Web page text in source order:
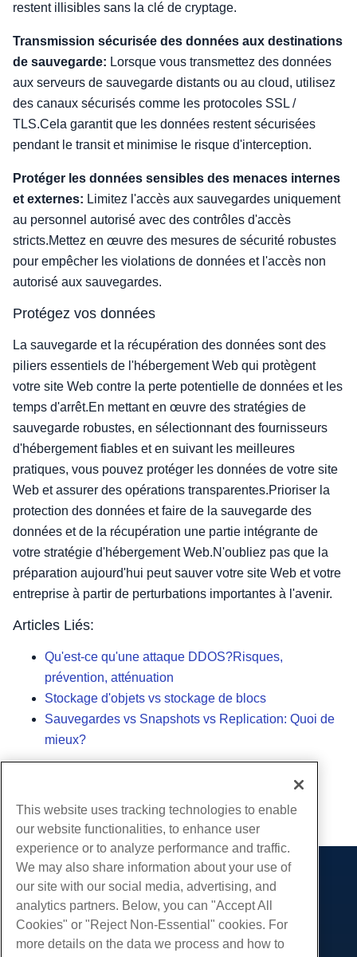
restent illisibles sans la clé de cryptage.
Transmission sécurisée des données aux destinations
de sauvegarde: Lorsque vous transmettez des données
aux serveurs de sauvegarde distants ou au cloud, utilisez
des canaux sécurisés comme les protocoles SSL /
TLS.Cela garantit que les données restent sécurisées
pendant le transit et minimise le risque d'interception.
Protéger les données sensibles des menaces internes
et externes: Limitez l'accès aux sauvegardes uniquement
au personnel autorisé avec des contrôles d'accès
stricts.Mettez en œuvre des mesures de sécurité robustes
pour empêcher les violations de données et l'accès non
autorisé aux sauvegardes.
Protégez vos données
La sauvegarde et la récupération des données sont des
piliers essentiels de l'hébergement Web qui protègent
votre site Web contre la perte potentielle de données et les
temps d'arrêt.En mettant en œuvre des stratégies de
sauvegarde robustes, en sélectionnant des fournisseurs
d'hébergement fiables et en suivant les meilleures
pratiques, vous pouvez protéger les données de votre site
Web et assurer des opérations transparentes.Prioriser la
protection des données et faire de la sauvegarde des
données et de la récupération une partie intégrante de
votre stratégie d'hébergement Web.N'oubliez pas que la
préparation aujourd'hui peut sauver votre site Web et votre
entreprise à partir de perturbations importantes à l'avenir.
Articles Liés:
Qu'est-ce qu'une attaque DDOS?Risques,
prévention, atténuation
Stockage d'objets vs stockage de blocs
Sauvegardes vs Snapshots vs Replication: Quoi de
mieux?
Copie URL
Des produits
Hébergement Web
Hébergement professionnel
Revendeur Hébergeur
Prestations de service
Migrations de sites Web
Communauté
This website uses tracking technologies to enable
our website functionalities, to enhance user
experience or to analyze performance and traffic.
We may also share information about your use of
our site with our social media, advertising, and
analytics partners. Below, you can "Accept All
Cookies" or "Reject Non-Essential" cookies. For
more details on the data we process and how to